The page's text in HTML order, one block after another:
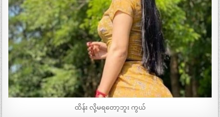
ထိန်း လို့မရတော့ဘူး ကွယ်